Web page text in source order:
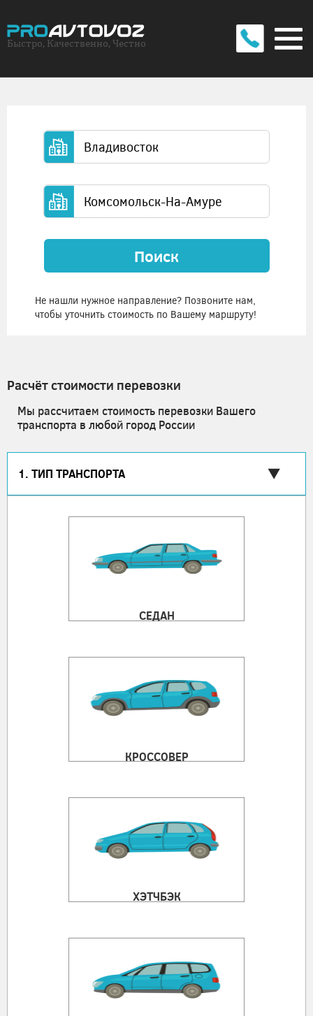
Быстро, Качественно, Честно
Поиск
Не нашли нужное направление? Позвоните нам,
чтобы уточнить стоимость по Вашему маршруту!
Расчёт стоимости перевозки
Мы рассчитаем стоимость перевозки Вашего
транспорта в любой город России
1. ТИП ТРАНСПОРТА
СЕДАН
КРОССОВЕР
ХЭТЧБЭК